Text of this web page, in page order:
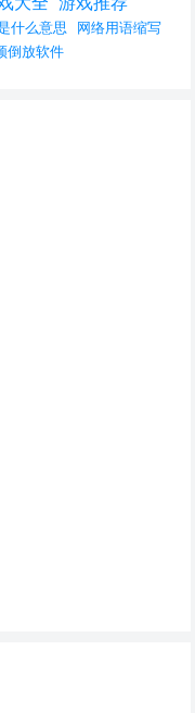
什么意思
网络用语缩写
倒放软件